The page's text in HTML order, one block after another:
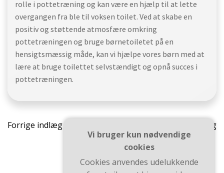
rolle i pottetræning og kan være en hjælp til at lette
overgangen fra ble til voksen toilet. Ved at skabe en
positiv og støttende atmosfære omkring
pottetræningen og bruge børnetoiletet på en
hensigtsmæssig måde, kan vi hjælpe vores børn med at
lære at bruge toilettet selvstændigt og opnå succes i
pottetræningen.
Indlægsnavigation
Forrige indlæg
Næste indlæg
Vi bruger kun nødvendige
cookies
Cookies anvendes udelukkende